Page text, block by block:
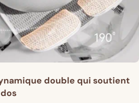
double qui soutient